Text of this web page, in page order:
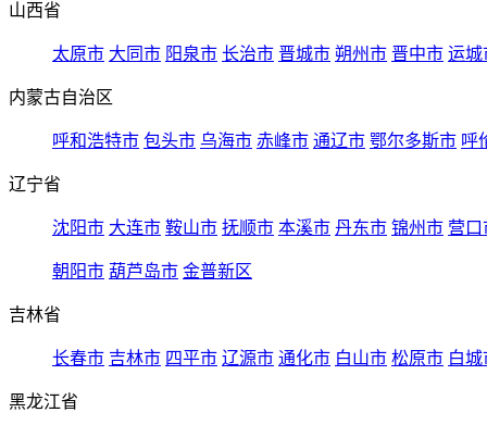
山西省
太原市 大同市 阳泉市 长治市 晋城市 朔州市 晋中市 运城
内蒙古自治区
呼和浩特市 包头市 乌海市 赤峰市 通辽市 鄂尔多斯市 呼
辽宁省
沈阳市 大连市 鞍山市 抚顺市 本溪市 丹东市 锦州市 营口
朝阳市 葫芦岛市 金普新区
吉林省
长春市 吉林市 四平市 辽源市 通化市 白山市 松原市 白城
黑龙江省